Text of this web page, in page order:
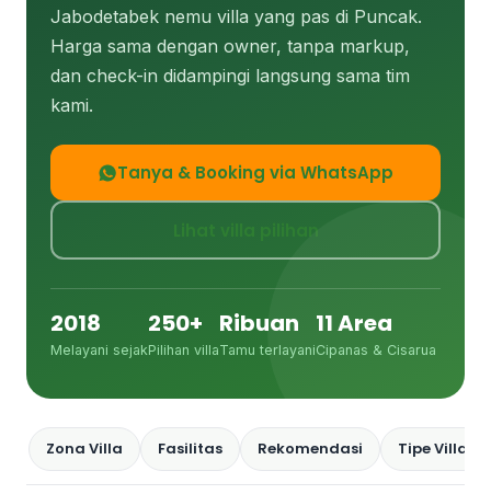
Jabodetabek nemu villa yang pas di Puncak.
Harga sama dengan owner, tanpa markup,
dan check-in didampingi langsung sama tim
kami.
Tanya & Booking via WhatsApp
Lihat villa pilihan
2018
Melayani sejak
250+
Pilihan villa
Ribuan
Tamu terlayani
11 Area
Cipanas & Cisarua
Zona Villa Fasilitas Rekomendasi Tipe Villa